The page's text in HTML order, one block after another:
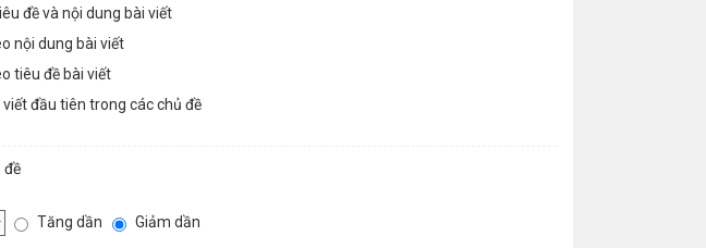
đề và nội dung bài viết
nội dung bài viết
tiêu đề bài viết
đầu tiên trong các chủ đề
đề
Tăng dần Giảm dần